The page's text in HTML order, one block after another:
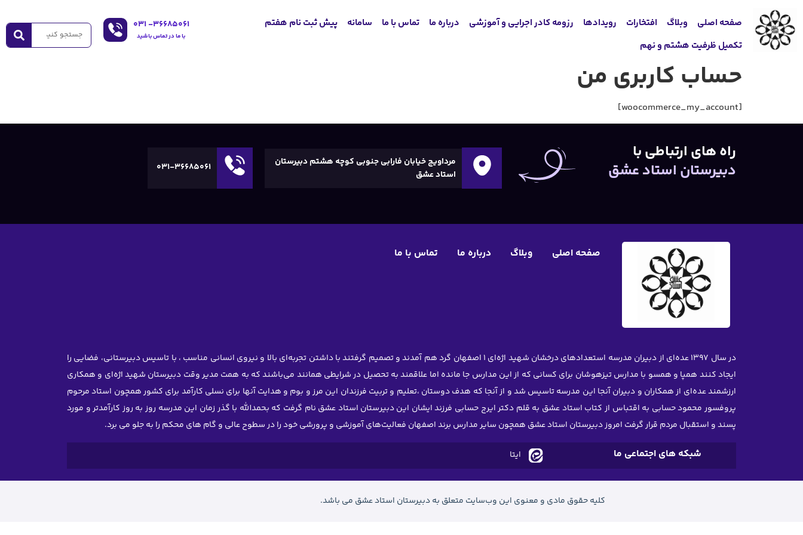
صفحه اصلی وبلاگ افتخارات رویدادها رزومه کادر اجرایی و آموزشی درباره ما تماس با ما سامانه
پیش ثبت نام هفتم
تکمیل ظرفیت هشتم و نهم
36685061- ۰۳۱
با ما در تماس باشید
حساب کاربری من
[woocommerce_my_account]
راه های ارتباطی با
دبیرستان استاد عشق
مرداویج خیابان فارابی جنوبی کوچه هشتم دبیرستان
استاد عشق
031-36685061
صفحه اصلی وبلاگ درباره ما تماس با ما
در سال ۱۳۹۷ عده‌ای از دبیران مدرسه استعدادهای درخشان شهید اژه‌ای ۱ اصفهان گرد هم آمدند و تصمیم گرفتند با داشتن تجربه‌ای بالا و نیروی انسانی مناسب ، با تاسیس دبیرستانی، فضایی را
ایجاد کنند همپا و همسو با مدارس تیزهوشان برای کسانی که از این مدارس جا مانده اما علاقمند به تحصیل در شرایطی همانند می‌باشند که به همت مدیر وقت دبیرستان شهید اژه‌ای و همکاری
ارزشمند عده‌ای از همکاران و دبیران آنجا این مدرسه تاسیس شد و از آنجا که هدف دوستان ،تعلیم و تربیت فرزندان این مرز و بوم و هدایت آنها برای نسلی کارآمد برای کشور همچون استاد مرحوم
پروفسور محمود حسابی به اقتباس از کتاب استاد عشق به قلم دکتر ایرج حسابی فرزند ایشان این دبیرستان استاد عشق نام گرفت که بحمدالله با گذر زمان این مدرسه روز به روز کارآمدتر و مورد
پسند و استقبال مردم قرار گرفت امروز دبیرستان استاد عشق همچون سایر مدارس برند اصفهان فعالیت‌های آموزشی و پرورشی خود را در سطوح عالی و گام های محکم را به جلو می برد.
شبکه های اجتماعی ما ایتا
کلیه حقوق مادی و معنوی این وب‌سایت متعلق به دبیرستان استاد عشق می باشد.